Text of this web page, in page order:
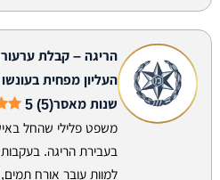
הריגה – קבלת
שנות מאסר5 (5)
משפט פלילי שהחל
בעבירת הריגה.
למוות עובר אורח